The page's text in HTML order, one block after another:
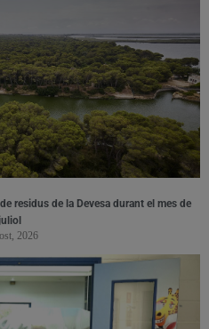
residus de la Devesa durant el mes de
juliol
2026